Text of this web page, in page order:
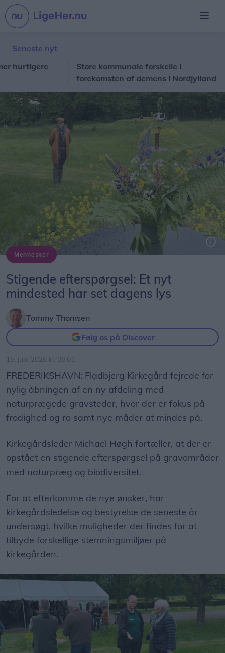
Seneste nyt
Store kommunale forskelle i
forekomsten af demens i Nordjylland
Mennesker
Stigende efterspørgsel: Et nyt
mindested har set dagens lys
Tommy Thomsen
Følg os på Discover
15. juni 2026 kl. 06.01
FREDERIKSHAVN: Fladbjerg Kirkegård fejrede for
nylig åbningen af en ny afdeling med
naturprægede gravsteder, hvor der er fokus på
frodighed og ro samt nye måder at mindes på.
Kirkegårdsleder Michael Høgh fortæller, at der er
opstået en stigende efterspørgsel på gravområder
med naturpræg og biodiversitet.
For at efterkomme de nye ønsker, har
kirkegårdsledelse og bestyrelse de seneste år
undersøgt, hvilke muligheder der findes for at
tilbyde forskellige stemningsmiljøer på
kirkegården.